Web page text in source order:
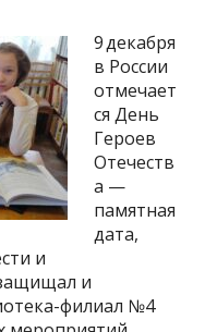
9 декабря
в России
отмечает
ся День
Героев
Отечеств
а —
памятная
дата,
и
и
филиал №4